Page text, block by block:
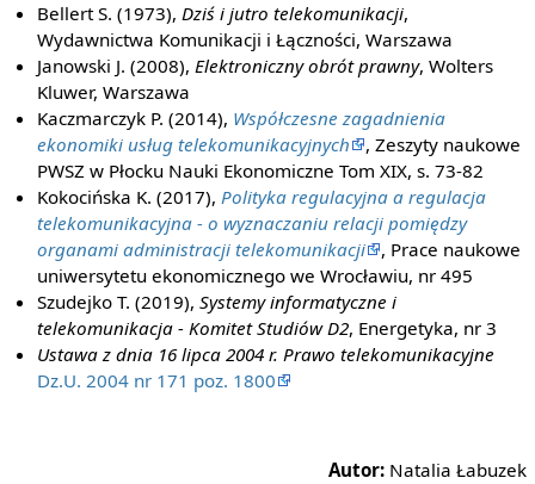
Bellert S. (1973),Dziś i jutro telekomunikacji,
Wydawnictwa Komunikacji i Łączności, Warszawa
Janowski J. (2008),Elektroniczny obrót prawny, Wolters
Kluwer, Warszawa
Kaczmarczyk P. (2014), Współczesne zagadnienia
ekonomiki usług telekomunikacyjnych
, Zeszyty naukowe
PWSZ w Płocku Nauki Ekonomiczne Tom XIX, s. 73-82
Kokocińska K. (2017),Polityka regulacyjna a regulacja
telekomunikacyjna - o wyznaczaniu relacji pomiędzy
organami administracji telekomunikacji
, Prace naukowe
uniwersytetu ekonomicznego we Wrocławiu, nr 495
Szudejko T. (2019),Systemy informatyczne i
telekomunikacja - Komitet Studiów D2, Energetyka, nr 3
Ustawa z dnia 16 lipca 2004 r. Prawo telekomunikacyjne
Dz.U. 2004 nr 171 poz. 1800
Autor: Natalia Łabuzek